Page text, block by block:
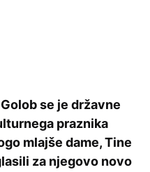
se je državne
praznika
mlajše dame, Tine
za njegovo novo